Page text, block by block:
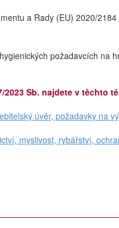
a Rady (EU) 2020/
požadavcích na
2023 Sb. najdete v těchto
úvěr, požadavky na
myslivost, rybářství,